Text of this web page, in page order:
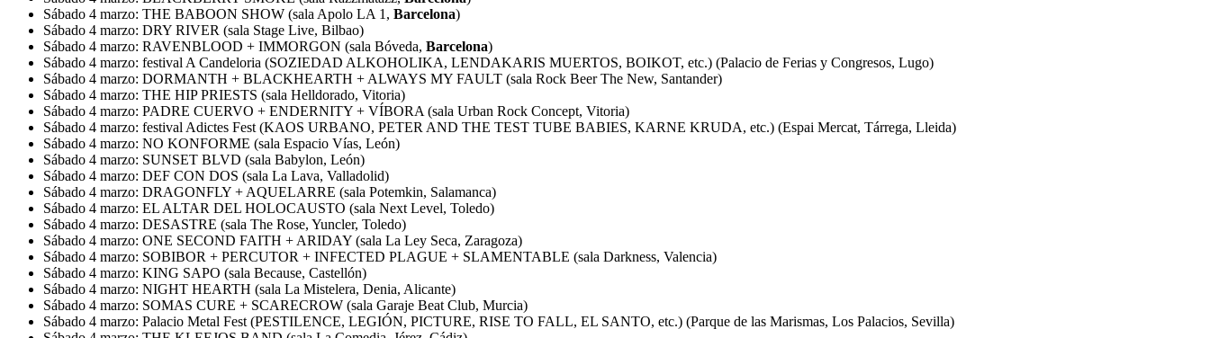
Sábado 4 marzo: THE BABOON SHOW (sala Apolo LA 1, Barcelona)
Sábado 4 marzo: DRY RIVER (sala Stage Live, Bilbao)
Sábado 4 marzo: RAVENBLOOD + IMMORGON (sala Bóveda, Barcelona)
Sábado 4 marzo: festival A Candeloria (SOZIEDAD ALKOHOLIKA, LENDAKARIS MUERTOS, BOIKOT, etc.) (Palacio de Ferias y Congresos, Lugo)
Sábado 4 marzo: DORMANTH + BLACKHEARTH + ALWAYS MY FAULT (sala Rock Beer The New, Santander)
Sábado 4 marzo: THE HIP PRIESTS (sala Helldorado, Vitoria)
Sábado 4 marzo: PADRE CUERVO + ENDERNITY + VÍBORA (sala Urban Rock Concept, Vitoria)
Sábado 4 marzo: festival Adictes Fest (KAOS URBANO, PETER AND THE TEST TUBE BABIES, KARNE KRUDA, etc.) (Espai Mercat, Tárrega, Lleida)
Sábado 4 marzo: NO KONFORME (sala Espacio Vías, León)
Sábado 4 marzo: SUNSET BLVD (sala Babylon, León)
Sábado 4 marzo: DEF CON DOS (sala La Lava, Valladolid)
Sábado 4 marzo: DRAGONFLY + AQUELARRE (sala Potemkin, Salamanca)
Sábado 4 marzo: EL ALTAR DEL HOLOCAUSTO (sala Next Level, Toledo)
Sábado 4 marzo: DESASTRE (sala The Rose, Yuncler, Toledo)
Sábado 4 marzo: ONE SECOND FAITH + ARIDAY (sala La Ley Seca, Zaragoza)
Sábado 4 marzo: SOBIBOR + PERCUTOR + INFECTED PLAGUE + SLAMENTABLE (sala Darkness, Valencia)
Sábado 4 marzo: KING SAPO (sala Because, Castellón)
Sábado 4 marzo: NIGHT HEARTH (sala La Mistelera, Denia, Alicante)
Sábado 4 marzo: SOMAS CURE + SCARECROW (sala Garaje Beat Club, Murcia)
Sábado 4 marzo: Palacio Metal Fest (PESTILENCE, LEGIÓN, PICTURE, RISE TO FALL, EL SANTO, etc.) (Parque de las Marismas, Los Palacios, Sevilla)